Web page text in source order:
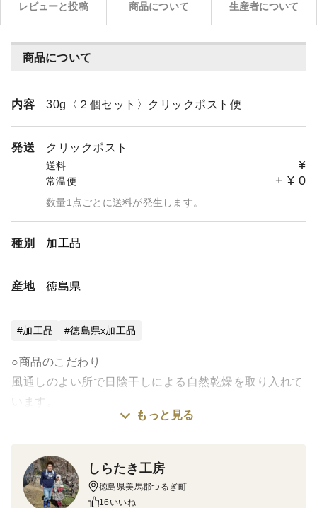
レビューと投稿 商品について 生産者について
商品について
内容 30g〈２個セット〉クリックポスト便
発送 クリックポスト
送料 ¥
常温便 + ¥ 0
数量1点ごとに送料が発生します。
種別 加工品
産地 徳島県
加工品 徳島県x加工品
○商品のこだわり
風通しのよい所で日陰干しによる自然乾燥を取り入れて
います。
徳島県産で栽培しており、
ム、ミネラルに富み、食物繊維も多く含まれます。
期待される効能
・糖尿病予防効果
もっと見る
しらたき工房
徳島県美馬郡つるぎ町
16いいね